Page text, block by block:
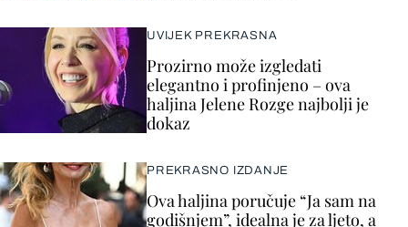
UVIJEK PREKRASNA
Prozirno može izgledati
elegantno i profinjeno – ova
haljina Jelene Rozge najbolji je
dokaz
PREKRASNO IZDANJE
Ova haljina poručuje “Ja sam na
godišnjem”, idealna je za ljeto, a